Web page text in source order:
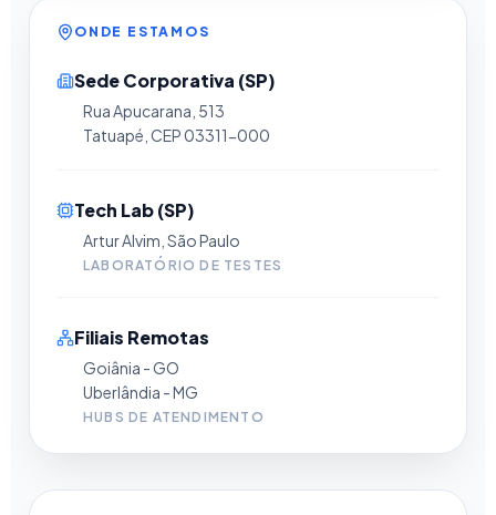
ONDE ESTAMOS
Sede Corporativa (SP)
Rua Apucarana, 513
Tatuapé, CEP 03311-000
Tech Lab (SP)
Artur Alvim, São Paulo
LABORATÓRIO DE TESTES
Filiais Remotas
Goiânia - GO
Uberlândia - MG
HUBS DE ATENDIMENTO